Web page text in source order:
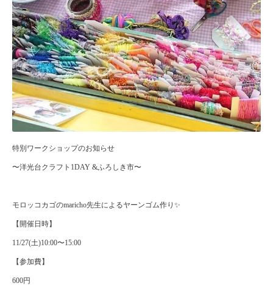
特別ワークショップのお知らせ
〜洋光台クラフト1DAY &ふろしき市〜
モロッコカゴのmaricho先生によるヤーンゴム作り✨
【開催日時】
11/27(土)10:00〜15:00
【参加費】
600円